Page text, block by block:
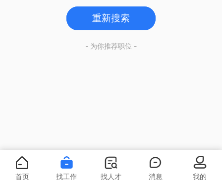
重新搜索
- 为你推荐职位 -
首页 找工作 找人才 消息 我的